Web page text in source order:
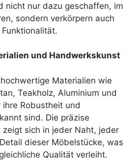
nicht nur dazu geschaffen, im
sondern verkörpern auch
und Handwerkskunst
Materialien wie
Teakholz, Aluminium und
Robustheit und
sind. Die präzise
sich in jeder Naht, jeder
dieser Möbelstücke, was
Qualität verleiht.